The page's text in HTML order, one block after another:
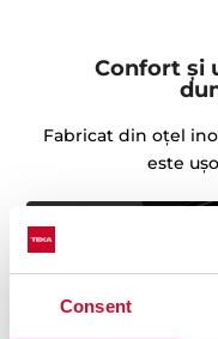
Consent
Confort și
Fabricat din oțel
este